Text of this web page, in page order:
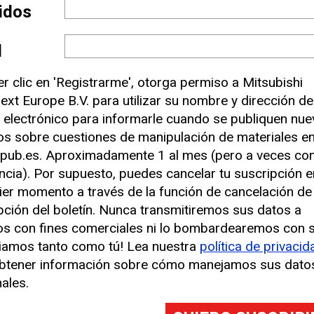
el propio jefe de almacén (o el jefe de
Puesto que muchos contratos de gestión de
aquí en empresas que sean propietarias
o las adquieran al término de un
proteger la mercancía, pero al mismo tiempo
almacén en su conjunto.
clic en 'Registrarme', otorga permiso a Mitsubishi
Europe B.V. para utilizar su nombre y dirección de
para informarle cuando se publiquen
sobre cuestiones de manipulación de materiales en
Aproximadamente 1 al mes (pero a veces
Por supuesto, puedes cancelar tu suscripción
momento a través de la función de cancelación de
del boletín. Nunca transmitiremos sus datos a
con fines comerciales ni lo bombardearemos con
tanto como tú! Lea nuestra política de
información sobre cómo manejamos sus